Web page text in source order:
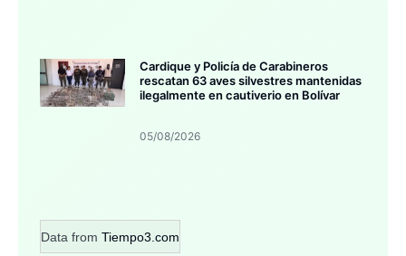
Cardique y Policía de Carabineros
rescatan 63 aves silvestres mantenidas
ilegalmente en cautiverio en Bolívar
05/08/2026
Data from Tiempo3.com